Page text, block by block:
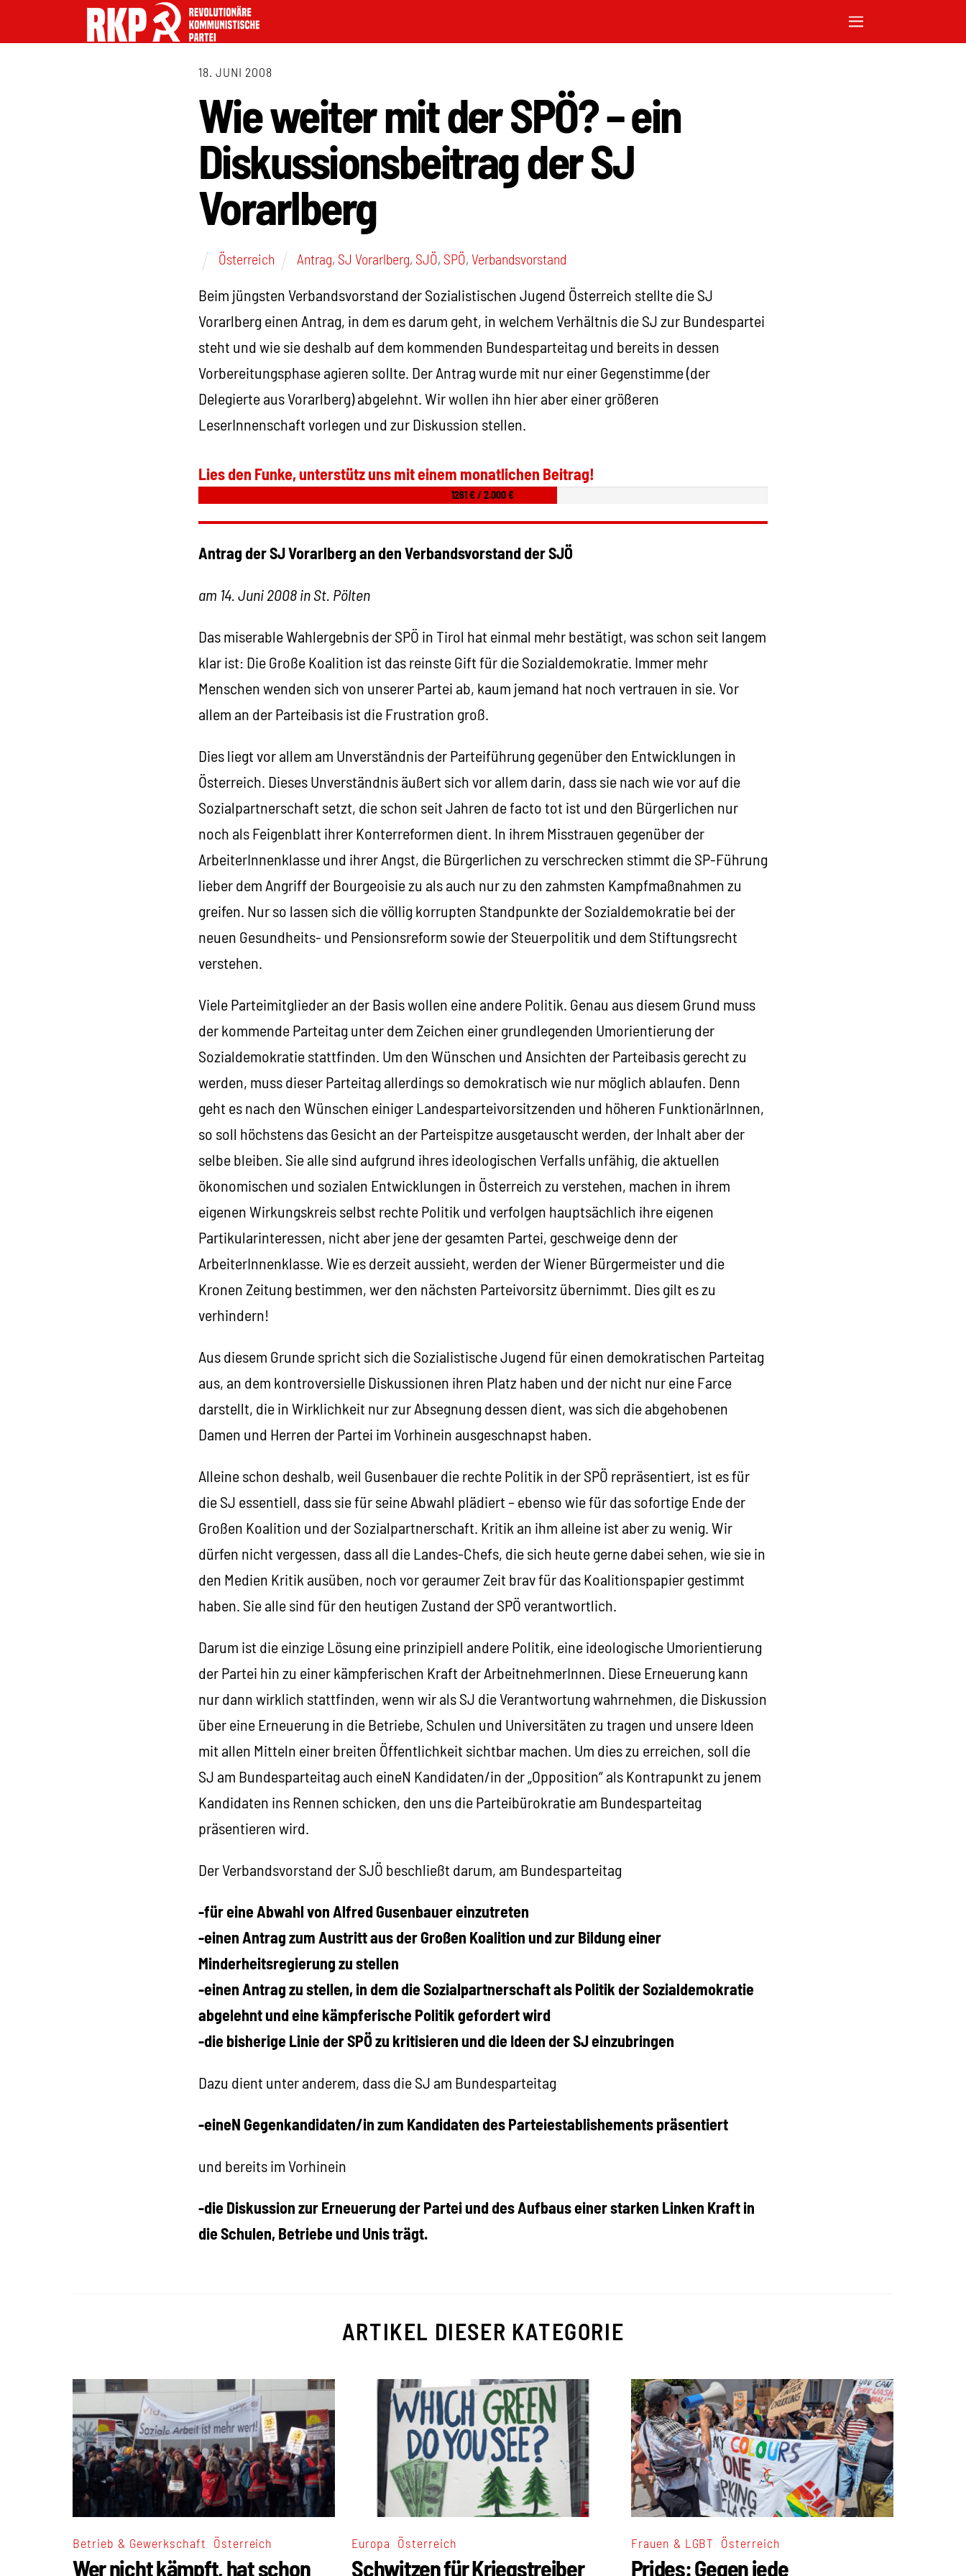
18. JUNI 2008
Wie weiter mit der SPÖ? – ein
Diskussionsbeitrag der SJ
Vorarlberg
Österreich Antrag, SJ Vorarlberg, SJÖ, SPÖ,Verbandsvorstand
Beim jüngsten Verbandsvorstand der Sozialistischen Jugend Österreich stellte die SJ
Vorarlberg einen Antrag, in dem es darum geht, in welchem Verhältnis die SJ zur Bundespartei
steht und wie sie deshalb auf dem kommenden Bundesparteitag und bereits in dessen
Vorbereitungsphase agieren sollte. Der Antrag wurde mit nur einer Gegenstimme (der
Delegierte aus Vorarlberg) abgelehnt. Wir wollen ihn hier aber einer größeren
LeserInnenschaft vorlegen und zur Diskussion stellen.
Lies den Funke, unterstütz uns mit einem monatlichen Beitrag!
1261 € / 2.000 €
Antrag der SJ Vorarlberg an den Verbandsvorstand der SJÖ
am 14. Juni 2008 in St. Pölten
Das miserable Wahlergebnis der SPÖ in Tirol hat einmal mehr bestätigt, was schon seit langem
klar ist: Die Große Koalition ist das reinste Gift für die Sozialdemokratie. Immer mehr
Menschen wenden sich von unserer Partei ab, kaum jemand hat noch vertrauen in sie. Vor
allem an der Parteibasis ist die Frustration groß.
Dies liegt vor allem am Unverständnis der Parteiführung gegenüber den Entwicklungen in
Österreich. Dieses Unverständnis äußert sich vor allem darin, dass sie nach wie vor auf die
Sozialpartnerschaft setzt, die schon seit Jahren de facto tot ist und den Bürgerlichen nur
noch als Feigenblatt ihrer Konterreformen dient. In ihrem Misstrauen gegenüber der
ArbeiterInnenklasse und ihrer Angst, die Bürgerlichen zu verschrecken stimmt die SP-Führung
lieber dem Angriff der Bourgeoisie zu als auch nur zu den zahmsten Kampfmaßnahmen zu
greifen. Nur so lassen sich die völlig korrupten Standpunkte der Sozialdemokratie bei der
neuen Gesundheits- und Pensionsreform sowie der Steuerpolitik und dem Stiftungsrecht
verstehen.
Viele Parteimitglieder an der Basis wollen eine andere Politik. Genau aus diesem Grund muss
der kommende Parteitag unter dem Zeichen einer grundlegenden Umorientierung der
Sozialdemokratie stattfinden. Um den Wünschen und Ansichten der Parteibasis gerecht zu
werden, muss dieser Parteitag allerdings so demokratisch wie nur möglich ablaufen. Denn
geht es nach den Wünschen einiger Landesparteivorsitzenden und höheren FunktionärInnen,
so soll höchstens das Gesicht an der Parteispitze ausgetauscht werden, der Inhalt aber der
selbe bleiben. Sie alle sind aufgrund ihres ideologischen Verfalls unfähig, die aktuellen
ökonomischen und sozialen Entwicklungen in Österreich zu verstehen, machen in ihrem
eigenen Wirkungskreis selbst rechte Politik und verfolgen hauptsächlich ihre eigenen
Partikularinteressen, nicht aber jene der gesamten Partei, geschweige denn der
ArbeiterInnenklasse. Wie es derzeit aussieht, werden der Wiener Bürgermeister und die
Kronen Zeitung bestimmen, wer den nächsten Parteivorsitz übernimmt. Dies gilt es zu
verhindern!
Aus diesem Grunde spricht sich die Sozialistische Jugend für einen demokratischen Parteitag
aus, an dem kontroversielle Diskussionen ihren Platz haben und der nicht nur eine Farce
darstellt, die in Wirklichkeit nur zur Absegnung dessen dient, was sich die abgehobenen
Damen und Herren der Partei im Vorhinein ausgeschnapst haben.
Alleine schon deshalb, weil Gusenbauer die rechte Politik in der SPÖ repräsentiert, ist es für
die SJ essentiell, dass sie für seine Abwahl plädiert – ebenso wie für das sofortige Ende der
Großen Koalition und der Sozialpartnerschaft. Kritik an ihm alleine ist aber zu wenig. Wir
dürfen nicht vergessen, dass all die Landes-Chefs, die sich heute gerne dabei sehen, wie sie in
den Medien Kritik ausüben, noch vor geraumer Zeit brav für das Koalitionspapier gestimmt
haben. Sie alle sind für den heutigen Zustand der SPÖ verantwortlich.
Darum ist die einzige Lösung eine prinzipiell andere Politik, eine ideologische Umorientierung
der Partei hin zu einer kämpferischen Kraft der ArbeitnehmerInnen. Diese Erneuerung kann
nur dann wirklich stattfinden, wenn wir als SJ die Verantwortung wahrnehmen, die Diskussion
über eine Erneuerung in die Betriebe, Schulen und Universitäten zu tragen und unsere Ideen
mit allen Mitteln einer breiten Öffentlichkeit sichtbar machen. Um dies zu erreichen, soll die
SJ am Bundesparteitag auch eineN Kandidaten/in der „Opposition“ als Kontrapunkt zu jenem
Kandidaten ins Rennen schicken, den uns die Parteibürokratie am Bundesparteitag
präsentieren wird.
Der Verbandsvorstand der SJÖ beschließt darum, am Bundesparteitag
-für eine Abwahl von Alfred Gusenbauer einzutreten
-einen Antrag zum Austritt aus der Großen Koalition und zur Bildung einer
Minderheitsregierung zu stellen
-einen Antrag zu stellen, in dem die Sozialpartnerschaft als Politik der Sozialdemokratie
abgelehnt und eine kämpferische Politik gefordert wird
-die bisherige Linie der SPÖ zu kritisieren und die Ideen der SJ einzubringen
Dazu dient unter anderem, dass die SJ am Bundesparteitag
-eineN Gegenkandidaten/in zum Kandidaten des Parteiestablishements präsentiert
und bereits im Vorhinein
-die Diskussion zur Erneuerung der Partei und des Aufbaus einer starken Linken Kraft in
die Schulen, Betriebe und Unis trägt.
ARTIKEL DIESER KATEGORIE
Betrieb & Gewerkschaft Österreich
Wer nicht kämpft, hat schon
Europa Österreich
Schwitzen für Kriegstreiber
Frauen & LGBT Österreich
Prides: Gegen jede